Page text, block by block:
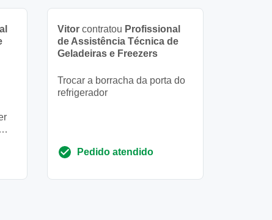
Vitor contratou Profissional
de Assistência Técnica de
Geladeiras e Freezers
Trocar a borracha da porta do
refrigerador
Pedido atendido